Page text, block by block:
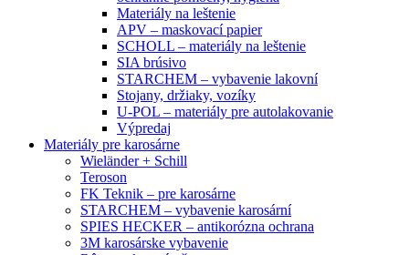
Materiály na leštenie
APV – maskovací papier
SCHOLL – materiály na leštenie
SIA brúsivo
STARCHEM – vybavenie lakovní
Stojany, držiaky, vozíky
U-POL – materiály pre autolakovanie
Výpredaj
Materiály pre karosárne
Wieländer + Schill
Teroson
FK Teknik – pre karosárne
STARCHEM – vybavenie karosární
SPIES HECKER – antikorózna ochrana
3M karosárske vybavenie